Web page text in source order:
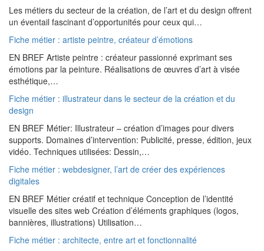
Les métiers du secteur de la création, de l’art et du design offrent
un éventail fascinant d’opportunités pour ceux qui…
Fiche métier : artiste peintre, créateur d’émotions
EN BREF Artiste peintre : créateur passionné exprimant ses
émotions par la peinture. Réalisations de œuvres d’art à visée
esthétique,…
Fiche métier : illustrateur dans le secteur de la création et du
design
EN BREF Métier: Illustrateur – création d’images pour divers
supports. Domaines d’intervention: Publicité, presse, édition, jeux
vidéo. Techniques utilisées: Dessin,…
Fiche métier : webdesigner, l’art de créer des expériences
digitales
EN BREF Métier créatif et technique Conception de l’identité
visuelle des sites web Création d’éléments graphiques (logos,
bannières, illustrations) Utilisation…
Fiche métier : architecte, entre art et fonctionnalité